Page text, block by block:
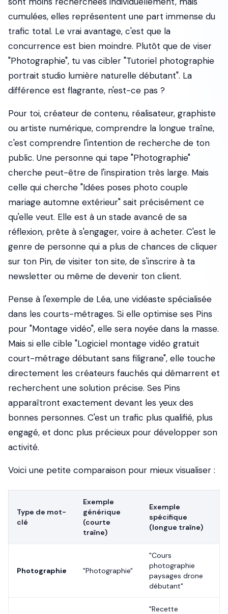
cumulées, elles représentent une part immense du
trafic total. Le vrai avantage, c'est que la
concurrence est bien moindre. Plutôt que de viser
"Photographie", tu vas cibler "Tutoriel photographie
portrait studio lumière naturelle débutant". La
différence est flagrante, n'est-ce pas ?
Pour toi, créateur de contenu, réalisateur, graphiste
ou artiste numérique, comprendre la longue traîne,
c'est comprendre l'intention de recherche de ton
public. Une personne qui tape "Photographie"
cherche peut-être de l'inspiration très large. Mais
celle qui cherche "Idées poses photo couple
mariage automne extérieur" sait précisément ce
qu'elle veut. Elle est à un stade avancé de sa
réflexion, prête à s'engager, voire à acheter. C'est le
genre de personne qui a plus de chances de cliquer
sur ton Pin, de visiter ton site, de s'inscrire à ta
newsletter ou même de devenir ton client.
Pense à l'exemple de Léa, une vidéaste spécialisée
dans les courts-métrages. Si elle optimise ses Pins
pour "Montage vidéo", elle sera noyée dans la masse.
Mais si elle cible "Logiciel montage vidéo gratuit
court-métrage débutant sans filigrane", elle touche
directement les créateurs fauchés qui démarrent et
recherchent une solution précise. Ses Pins
apparaîtront exactement devant les yeux des
bonnes personnes. C'est un trafic plus qualifié, plus
engagé, et donc plus précieux pour développer son
activité.
Voici une petite comparaison pour mieux visualiser :
Type de mot-
clé
Exemple
générique
(courte
traîne)
Exemple
spécifique
(longue traîne)
Photographie "Photographie"
"Cours
photographie
paysages drone
débutant"
"Recette